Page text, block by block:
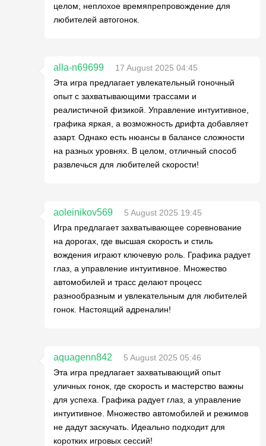
целом, неплохое времяпрепровождение для
любителей автогонок.
alla-n69699
17 August 2025 04:45
Эта игра предлагает увлекательный гоночный
опыт с захватывающими трассами и
реалистичной физикой. Управление интуитивное,
графика яркая, а возможность дрифта добавляет
азарт. Однако есть нюансы в балансе сложности
на разных уровнях. В целом, отличный способ
развлечься для любителей скорости!
aoleinikov569
5 August 2025 19:45
Игра предлагает захватывающее соревнование
на дорогах, где высшая скорость и стиль
вождения играют ключевую роль. Графика радует
глаз, а управление интуитивное. Множество
автомобилей и трасс делают процесс
разнообразным и увлекательным для любителей
гонок. Настоящий адреналин!
aquagenn842
5 August 2025 05:46
Эта игра предлагает захватывающий опыт
уличных гонок, где скорость и мастерство важны
для успеха. Графика радует глаз, а управление
интуитивное. Множество автомобилей и режимов
не дадут заскучать. Идеально подходит для
коротких игровых сессий!